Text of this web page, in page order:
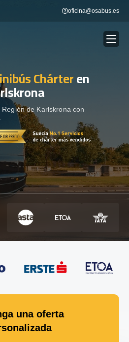
oficina@osabus.es
Show dropdown
Show dropdown
Chárteren
de Karlskrona con
una oferta